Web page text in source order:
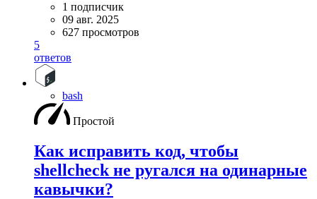
1 подписчик
09 авг. 2025
627 просмотров
5
ответов
bash
Простой
Как исправить код, чтобы
shellcheck не ругался на одинарные
кавычки?